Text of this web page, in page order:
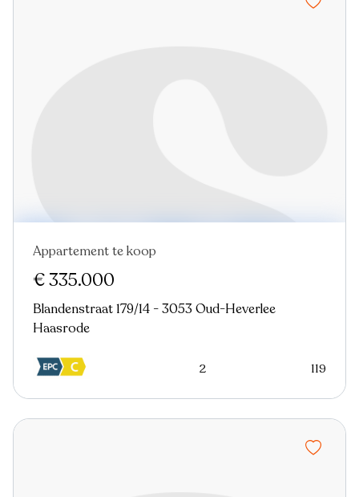
Appartement te koop
€ 335.000
Blandenstraat 179/14 - 3053 Oud-Heverlee
Haasrode
2 119